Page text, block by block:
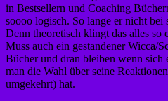
in Bestsellern und Coaching
soooo logisch. So lange er nicht bei
Denn theoretisch klingt das alles so
Muss auch ein gestandener Wicca/
Bücher und dran bleiben wenn
man die Wahl über seine
umgekehrt) hat.